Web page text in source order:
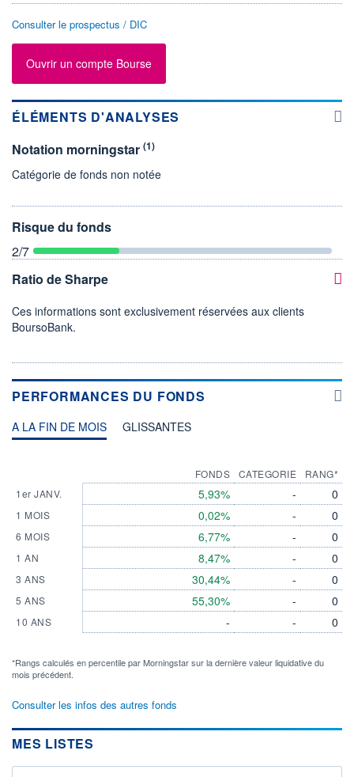
Consulter le prospectus / DIC
Ouvrir un compte Bourse
ÉLÉMENTS D'ANALYSES
Notation morningstar (1)
Catégorie de fonds non notée
Risque du fonds
2/7
Ratio de Sharpe
Ces informations sont exclusivement réservées aux clients
BoursoBank.
PERFORMANCES DU FONDS
A LA FIN DE MOIS GLISSANTES
1er JANV.
1 MOIS
6 MOIS
1 AN
3 ANS
5 ANS
10 ANS
FONDS
5,93%
0,02%
6,77%
8,47%
30,44%
55,30%
-
CATEGORIE
-
-
-
-
-
-
-
RANG*
0
0
0
0
0
0
0
*Rangs calculés en percentile par Morningstar sur la dernière valeur liquidative du
mois précédent.
Consulter les infos des autres fonds
MES LISTES